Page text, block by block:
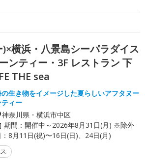
横浜・八景島シーパラダイス
ンティー・3F レストラン 下
THE sea
生き物をイメージした夏らしいアフタヌー
ティー
神奈川県・横浜市中区
期間： 開催中～2026年8月31日(月) ※除外
：8月11日(祝)〜16日(日)、24日(月)